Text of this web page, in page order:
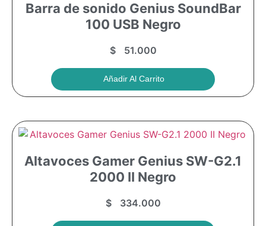
Barra de sonido Genius SoundBar
100 USB Negro
$51.000
Añadir Al Carrito
Altavoces Gamer Genius SW-G2.1
2000 II Negro
$334.000